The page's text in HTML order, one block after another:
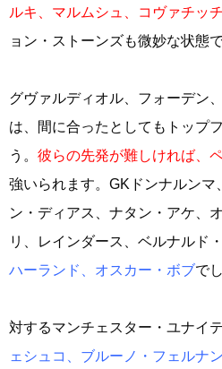
ルキ、マルムシュ、コヴァチッ
ョン・ストーンズも微妙な状態で
グヴァルディオル、フォーデン
は、間に合ったとしてもトップ
う。 彼らの先発が難しければ、
強いられます。GKドンナルン
ン・ディアス、ナタン・アケ、
リ、レインダース、ベルナルド
ハーランド、オスカー・ボブで
対するマンチェスター・ユナイテ
ェシュコ、ブルーノ・フェルナ